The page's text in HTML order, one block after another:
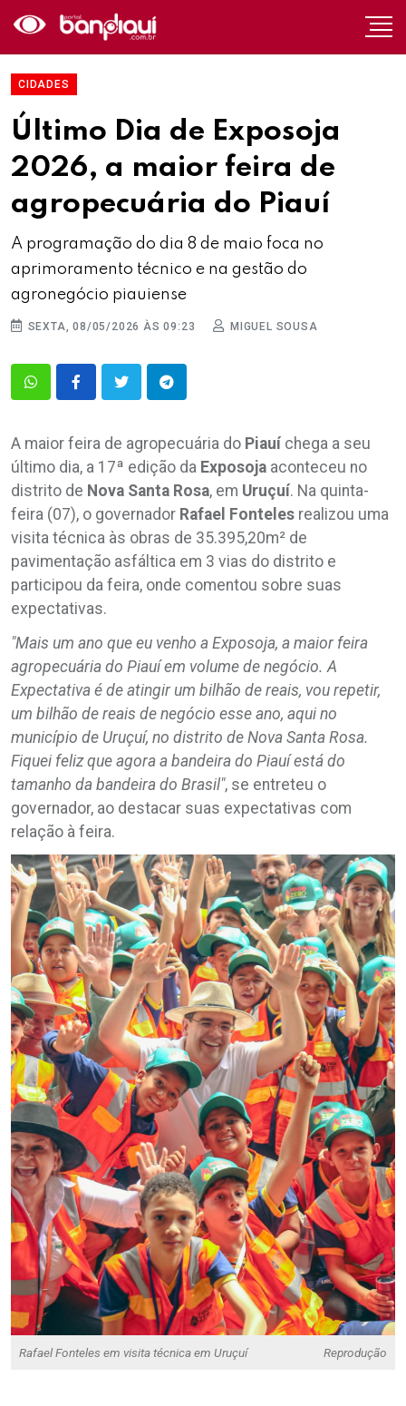
CIDADES
Último Dia de Exposoja
2026, a maior feira de
agropecuária do Piauí
A programação do dia 8 de maio foca no
aprimoramento técnico e na gestão do
agronegócio piauiense
SEXTA, 08/05/2026 ÀS 09:23 MIGUEL SOUSA
A maior feira de agropecuária do Piauí chega a seu
último dia, a 17ª edição da Exposoja aconteceu no
distrito de Nova Santa Rosa, em Uruçuí. Na quinta-
feira (07), o governador Rafael Fonteles realizou uma
visita técnica às obras de 35.395,20m² de
pavimentação asfáltica em 3 vias do distrito e
participou da feira, onde comentou sobre suas
expectativas.
"Mais um ano que eu venho a Exposoja, a maior feira
agropecuária do Piauí em volume de negócio. A
Expectativa é de atingir um bilhão de reais, vou repetir,
um bilhão de reais de negócio esse ano, aqui no
município de Uruçuí, no distrito de Nova Santa Rosa.
Fiquei feliz que agora a bandeira do Piauí está do
tamanho da bandeira do Brasil", se entreteu o
governador, ao destacar suas expectativas com
relação à feira.
Rafael Fonteles em visita técnica em Uruçuí Reprodução